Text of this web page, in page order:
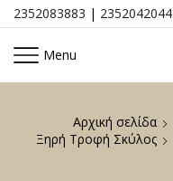
2352083883 | 2352042044
Menu
Αρχική σελίδα
Ξηρή Τροφή Σκύλος